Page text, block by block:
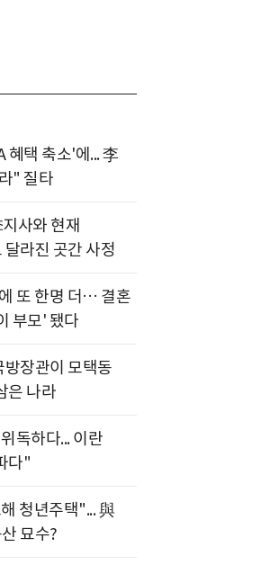
혜택 축소'에... 李
" 질타
사와 현재
라진 곳간 사정
또 한명 더… 결혼
부모' 됐다
장관이 모택동
은 나라
독하다... 이란
다"
청년주택"... 與
묘수?